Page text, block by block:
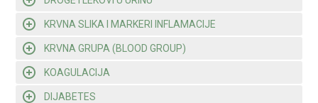
KRVNA SLIKA I MARKERI INFLAMACIJE
KRVNA GRUPA (BLOOD GROUP)
KOAGULACIJA
DIJABETES